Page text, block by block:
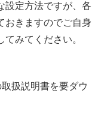
設定方法ですが、各
おきますのでご自身
みてください。
扱説明書を要ダウ